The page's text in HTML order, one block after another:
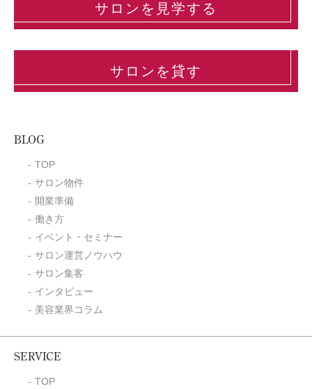
サロンを見学する
サロンを貸す
BLOG
TOP
サロン物件
開業準備
働き方
イベント・セミナー
サロン運営ノウハウ
サロン集客
インタビュー
美容業界コラム
SERVICE
TOP